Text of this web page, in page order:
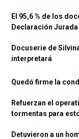
El 95,6 % de los
Declaración Jurada
Docuserie de
interpretará
Quedó firme la
Refuerzan el
tormentas para
Detuvieron a un